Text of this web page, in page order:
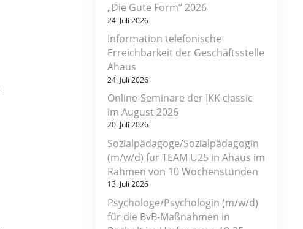
„Die Gute Form“ 2026
24. Juli 2026
Information telefonische
Erreichbarkeit der Geschäftsstelle
Ahaus
24. Juli 2026
Online-Seminare der IKK classic
im August 2026
20. Juli 2026
Sozialpädagoge/Sozialpädagogin
(m/w/d) für TEAM U25 in Ahaus im
Rahmen von 10 Wochenstunden
13. Juli 2026
Psychologe/Psychologin (m/w/d)
für die BvB-Maßnahmen in